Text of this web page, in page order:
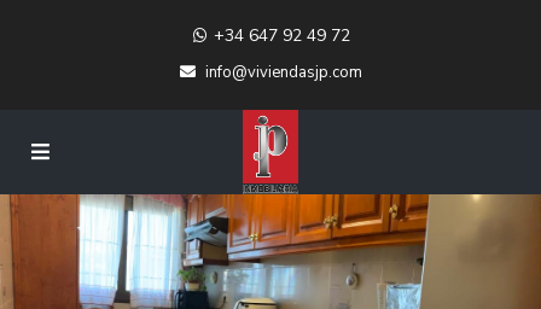
+34 647 92 49 72
info@viviendasjp.com